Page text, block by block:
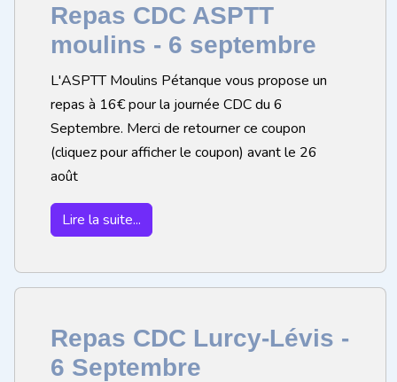
Repas CDC ASPTT
moulins - 6 septembre
L'ASPTT Moulins Pétanque vous propose un
repas à 16€ pour la journée CDC du 6
Septembre. Merci de retourner ce coupon
(cliquez pour afficher le coupon) avant le 26
août
Lire la suite...
Repas CDC Lurcy-Lévis -
6 Septembre